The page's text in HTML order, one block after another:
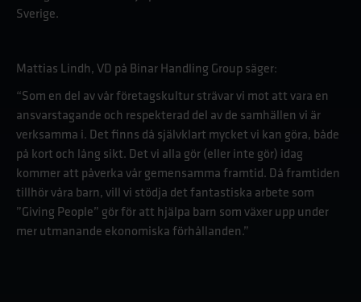
Sverige.
Mattias Lindh, VD på Binar Handling Group säger:
“Som en del av vår företagskultur strävar vi mot att vara en
ansvarstagande och respekterad del av de samhällen vi är
verksamma i. Det finns då självklart mycket vi kan göra, både
på kort och lång sikt. Det vi alla gör (eller inte gör) idag
kommer att påverka vår gemensamma framtid. Då framtiden
tillhör våra barn, vill vi stödja det fantastiska arbete som
”Giving People” gör för att hjälpa barn som växer upp under
mer utmanande ekonomiska förhållanden.”